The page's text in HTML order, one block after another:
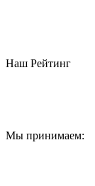
Наш Рейтинг
Мы принимаем: